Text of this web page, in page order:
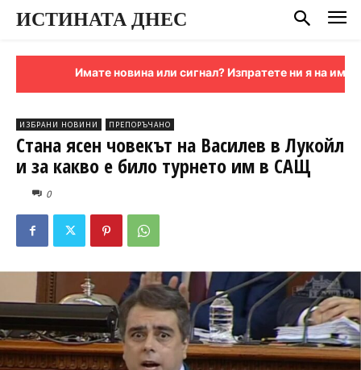
ИСТИНАТА ДНЕС
Имате новина или сигнал? Изпратете ни я на имейл:
ИЗБРАНИ НОВИНИ ПРЕПОРЪЧАНО
Стана ясен човекът на Василев в Лукойл
и за какво е било турнето им в САЩ
0